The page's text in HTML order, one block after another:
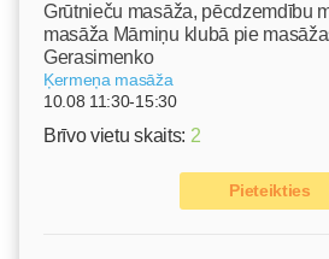
Grūtnieču masāža, pēcdzemdību
masāža Māmiņu klubā pie
Gerasimenko
Ķermeņa masāža
10.08 11:30-15:30
Brīvo vietu skaits: 2
Pieteikties